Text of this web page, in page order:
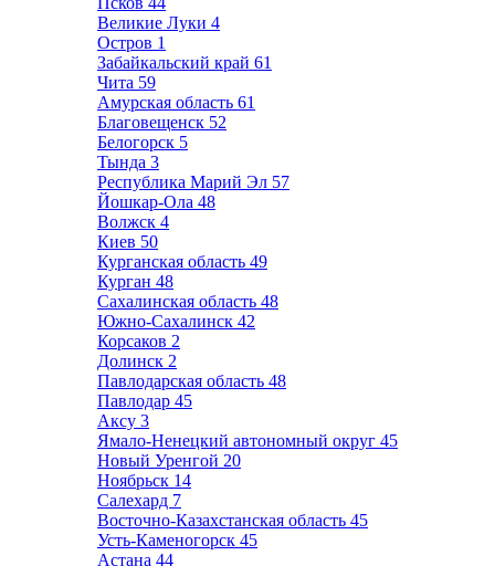
Великие Луки 4
Остров 1
Забайкальский край 61
Чита 59
Амурская область 61
Благовещенск 52
Белогорск 5
Тында 3
Республика Марий Эл 57
Йошкар-Ола 48
Волжск 4
Киев 50
Курганская область 49
Курган 48
Сахалинская область 48
Южно-Сахалинск 42
Корсаков 2
Долинск 2
Павлодарская область 48
Павлодар 45
Аксу 3
Ямало-Ненецкий автономный округ 45
Новый Уренгой 20
Ноябрьск 14
Салехард 7
Восточно-Казахстанская область 45
Усть-Каменогорск 45
Астана 44